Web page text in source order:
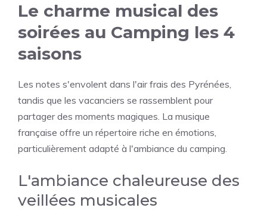
Le charme musical des
soirées au Camping les 4
saisons
Les notes s'envolent dans l'air frais des Pyrénées,
tandis que les vacanciers se rassemblent pour
partager des moments magiques. La musique
française offre un répertoire riche en émotions,
particulièrement adapté à l'ambiance du camping.
L'ambiance chaleureuse des
veillées musicales